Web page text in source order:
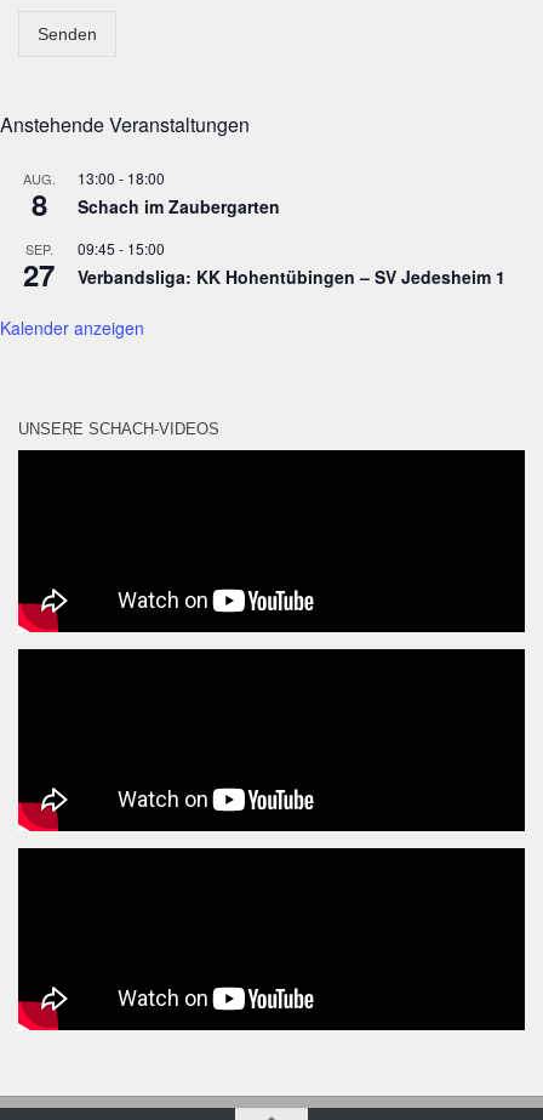
Senden
Anstehende Veranstaltungen
AUG.
8
13:00 - 18:00
Schach im Zaubergarten
SEP.
27
09:45 - 15:00
Verbandsliga: KK Hohentübingen – SV Jedesheim 1
Kalender anzeigen
UNSERE SCHACH-VIDEOS